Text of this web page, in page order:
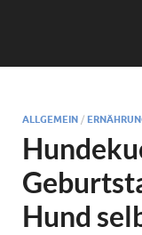
ALLGEMEIN /
Hund